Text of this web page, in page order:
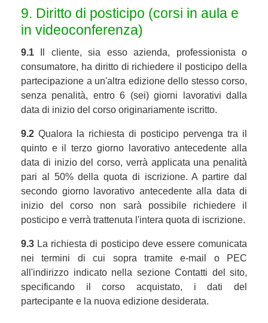
9. Diritto di posticipo (corsi in aula e
in videoconferenza)
9.1 Il cliente, sia esso azienda, professionista o
consumatore, ha diritto di richiedere il posticipo della
partecipazione a un'altra edizione dello stesso corso,
senza penalità, entro 6 (sei) giorni lavorativi dalla
data di inizio del corso originariamente iscritto.
9.2 Qualora la richiesta di posticipo pervenga tra il
quinto e il terzo giorno lavorativo antecedente alla
data di inizio del corso, verrà applicata una penalità
pari al 50% della quota di iscrizione. A partire dal
secondo giorno lavorativo antecedente alla data di
inizio del corso non sarà possibile richiedere il
posticipo e verrà trattenuta l'intera quota di iscrizione.
9.3 La richiesta di posticipo deve essere comunicata
nei termini di cui sopra tramite e-mail o PEC
all'indirizzo indicato nella sezione Contatti del sito,
specificando il corso acquistato, i dati del
partecipante e la nuova edizione desiderata.